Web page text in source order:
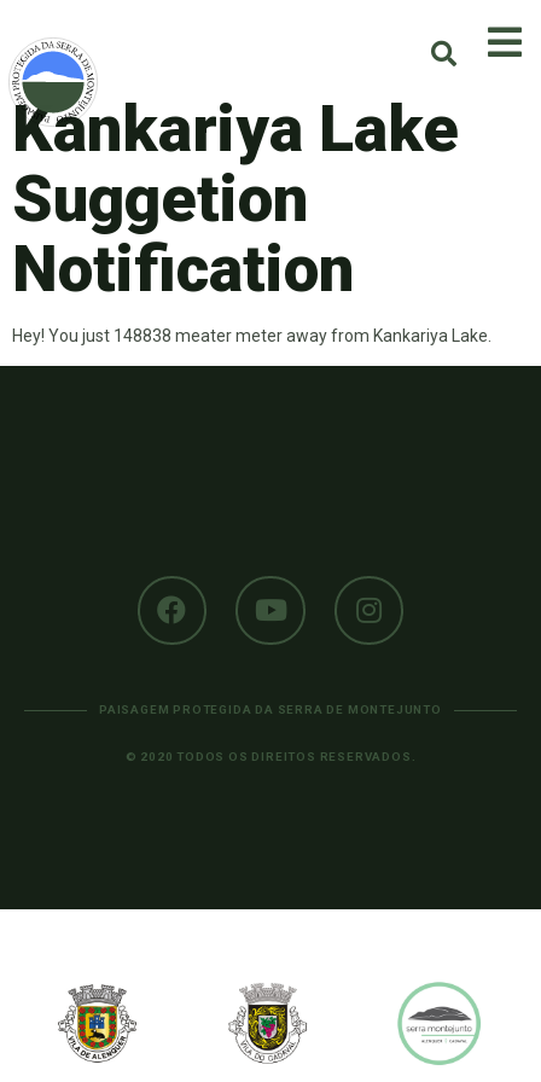
Kankariya Lake
Suggetion
Notification
Hey! You just 148838 meater meter away from Kankariya Lake.
PAISAGEM PROTEGIDA DA SERRA DE MONTEJUNTO
© 2020 TODOS OS DIREITOS RESERVADOS.